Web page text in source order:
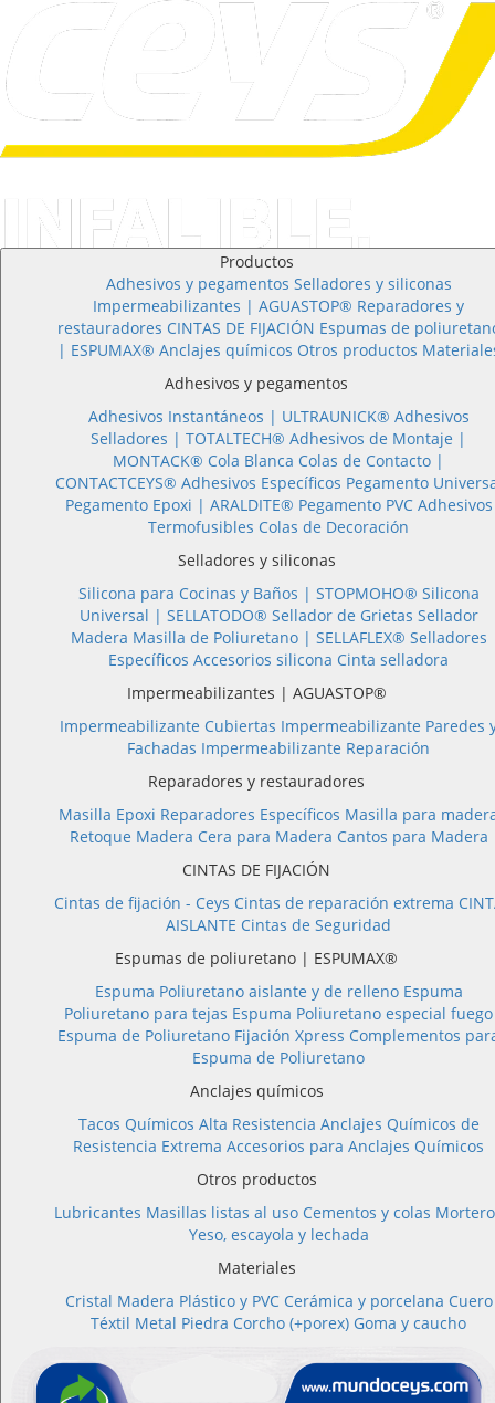
Productos
Adhesivos y pegamentos Selladores y siliconas
Impermeabilizantes | AGUASTOP® Reparadores y
restauradores CINTAS DE FIJACIÓN Espumas de
| ESPUMAX® Anclajes químicos Otros productos
Adhesivos y pegamentos
Adhesivos Instantáneos | ULTRAUNICK® Adhesivos
Selladores | TOTALTECH®
Adhesivos de Montaje |
MONTACK® Cola Blanca
Colas de Contacto |
CONTACTCEYS® Adhesivos Específicos Pegamento
Pegamento Epoxi | ARALDITE® Pegamento PVC Adhesivos
Termofusibles Colas de Decoración
Selladores y siliconas
Silicona para Cocinas y Baños | STOPMOHO® Silicona
Universal | SELLATODO® Sellador de Grietas Sellador
Madera
Masilla de Poliuretano | SELLAFLEX® Selladores
Específicos Accesorios silicona Cinta selladora
Impermeabilizantes | AGUASTOP®
Impermeabilizante Cubiertas Impermeabilizante Paredes
Fachadas Impermeabilizante Reparación
Reparadores y restauradores
Masilla Epoxi Reparadores Específicos Masilla para
Retoque Madera Cera para Madera Cantos para Madera
CINTAS DE FIJACIÓN
Cintas de fijación - Ceys Cintas de reparación extrema
AISLANTE Cintas de Seguridad
Espumas de poliuretano | ESPUMAX®
Espuma Poliuretano aislante y de relleno Espuma
Poliuretano para tejas Espuma Poliuretano especial fuego
Espuma de Poliuretano Fijación Xpress Complementos
Espuma de Poliuretano
Anclajes químicos
Tacos Químicos Alta Resistencia Anclajes Químicos de
Resistencia Extrema Accesorios para Anclajes Químicos
Otros productos
Lubricantes Masillas listas al uso Cementos y colas
Yeso, escayola y lechada
Materiales
Cristal Madera Plástico y PVC Cerámica y porcelana Cuero
Téxtil Metal Piedra Corcho (+porex) Goma y caucho